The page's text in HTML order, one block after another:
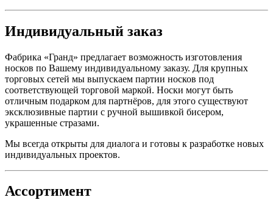
Индивидуальный заказ
Фабрика «Гранд» предлагает возможность изготовления
носков по Вашему индивидуальному заказу. Для крупных
торговых сетей мы выпускаем партии носков под
соответствующей торговой маркой. Носки могут быть
отличным подарком для партнёров, для этого существуют
эксклюзивные партии с ручной вышивкой бисером,
украшенные стразами.
Мы всегда открыты для диалога и готовы к разработке новых
индивидуальных проектов.
Ассортимент